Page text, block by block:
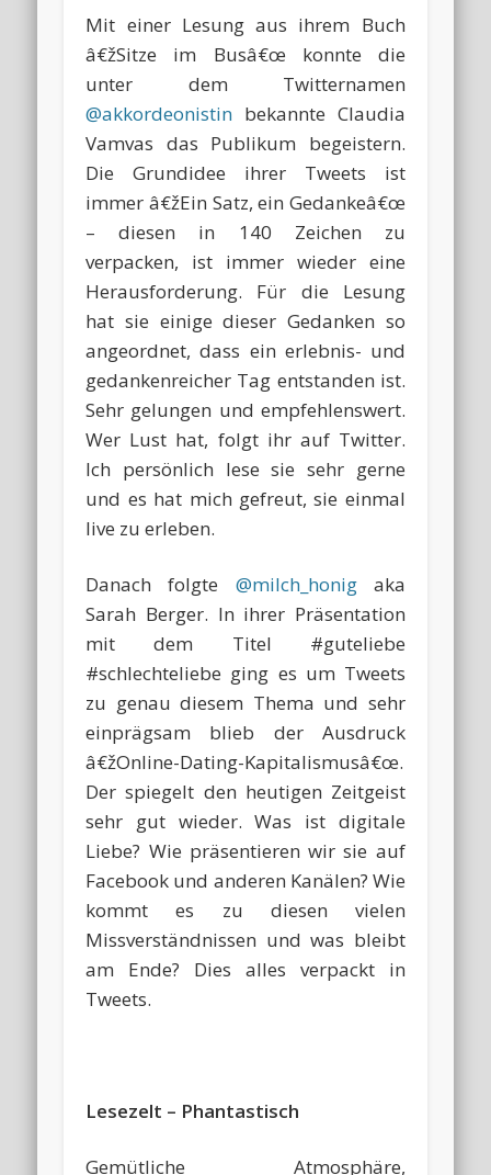
Mit einer Lesung aus ihrem Buch
â€žSitze im Busâ€œ konnte die
unter dem Twitternamen
@akkordeonistin bekannte Claudia
Vamvas das Publikum begeistern.
Die Grundidee ihrer Tweets ist
immer â€žEin Satz, ein Gedankeâ€œ
– diesen in 140 Zeichen zu
verpacken, ist immer wieder eine
Herausforderung. Für die Lesung
hat sie einige dieser Gedanken so
angeordnet, dass ein erlebnis- und
gedankenreicher Tag entstanden ist.
Sehr gelungen und empfehlenswert.
Wer Lust hat, folgt ihr auf Twitter.
Ich persönlich lese sie sehr gerne
und es hat mich gefreut, sie einmal
live zu erleben.
Danach folgte @milch_honigaka
Sarah Berger. In ihrer Präsentation
mit dem Titel #guteliebe
#schlechteliebe ging es um Tweets
zu genau diesem Thema und sehr
einprägsam blieb der Ausdruck
â€žOnline-Dating-Kapitalismusâ€œ.
Der spiegelt den heutigen Zeitgeist
sehr gut wieder. Was ist digitale
Liebe? Wie präsentieren wir sie auf
Facebook und anderen Kanälen? Wie
kommt es zu diesen vielen
Missverständnissen und was bleibt
am Ende? Dies alles verpackt in
Tweets.
Lesezelt – Phantastisch
Gemütliche Atmosphäre,